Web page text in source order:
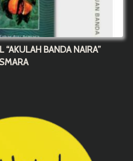
“AKULAH BANDA NAIRA”